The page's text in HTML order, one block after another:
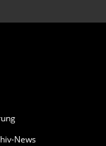
News